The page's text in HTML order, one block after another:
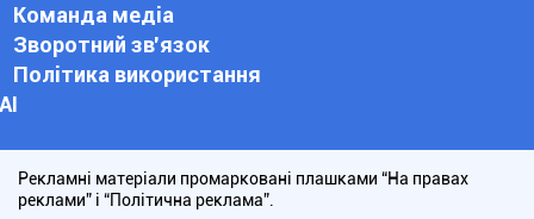
Команда медіа
Зворотний зв'язок
Політика використання
АІ
Рекламні матеріали промарковані плашками “На правах
реклами” і “Політична реклама”.